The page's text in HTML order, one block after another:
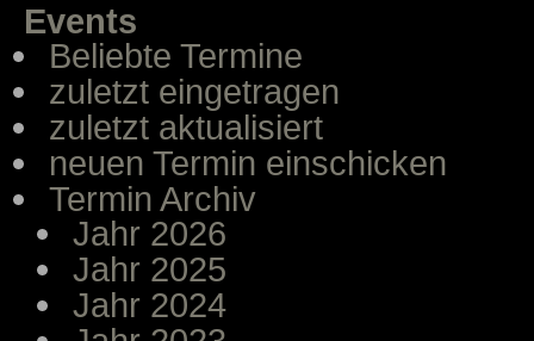
Events
Beliebte Termine
zuletzt eingetragen
zuletzt aktualisiert
neuen Termin einschicken
Termin Archiv
Jahr 2026
Jahr 2025
Jahr 2024